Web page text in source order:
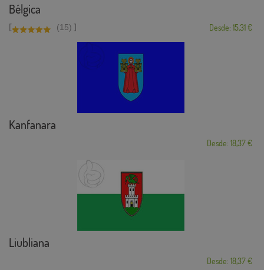
Bélgica
[ (15) ] Desde: 15,31 €
Kanfanara
Desde: 18,37 €
Liubliana
Desde: 18,37 €